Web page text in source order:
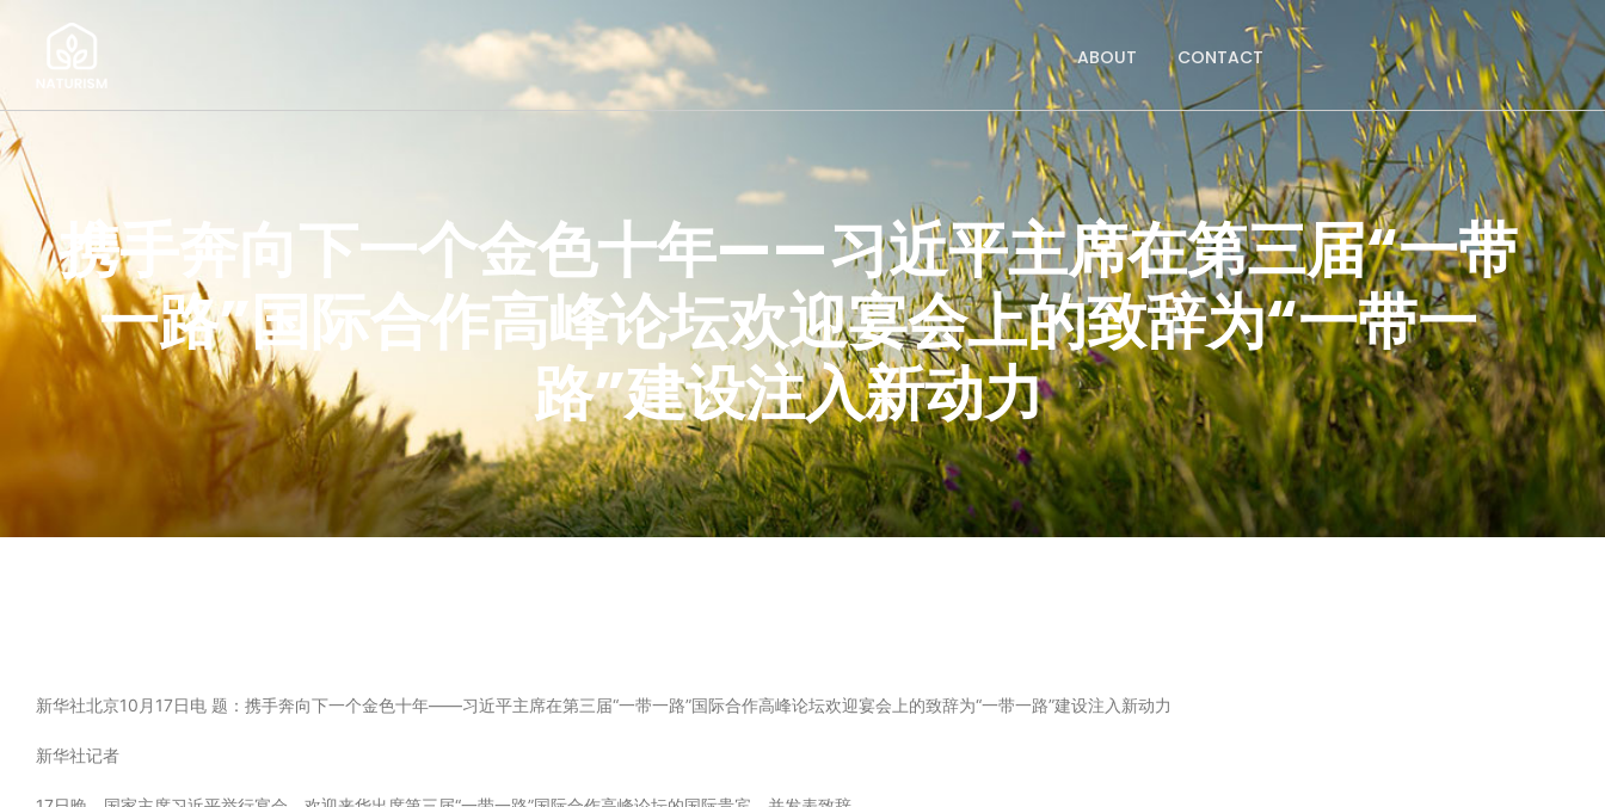
ABOUT CONTACT
携手奔向下一个金色十年——习近平主席在第三届“一带
一路”国际合作高峰论坛欢迎宴会上的致辞为“一带一
路”建设注入新动力
新华社北京10月17日电 题：携手奔向下一个金色十年——习近平主席在第三届“一带一路”国际合作高峰论坛欢迎宴会上的致辞为“一带一路”建设注入新动力
新华社记者